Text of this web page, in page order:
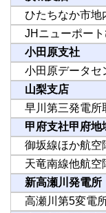
ひたちなか市地
JHニューポー
小田原支社
小田原データセ
山梨支店
早川第三発電所
甲府支社甲府
御坂線ほか航空
天竜南線他航空
新高瀬川発電所
高瀬川第5変電